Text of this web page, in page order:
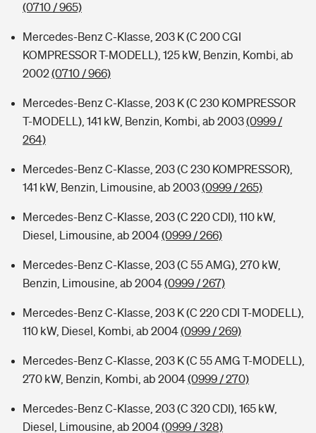
(0710 / 965)
Mercedes-Benz C-Klasse, 203 K (C 200 CGI
KOMPRESSOR T-MODELL), 125 kW, Benzin, Kombi, ab
2002(0710 / 966)
Mercedes-Benz C-Klasse, 203 K (C 230 KOMPRESSOR
T-MODELL), 141 kW, Benzin, Kombi, ab 2003(0999 /
264)
Mercedes-Benz C-Klasse, 203 (C 230 KOMPRESSOR),
141 kW, Benzin, Limousine, ab 2003(0999 / 265)
Mercedes-Benz C-Klasse, 203 (C 220 CDI), 110 kW,
Diesel, Limousine, ab 2004(0999 / 266)
Mercedes-Benz C-Klasse, 203 (C 55 AMG), 270 kW,
Benzin, Limousine, ab 2004(0999 / 267)
Mercedes-Benz C-Klasse, 203 K (C 220 CDI T-MODELL),
110 kW, Diesel, Kombi, ab 2004(0999 / 269)
Mercedes-Benz C-Klasse, 203 K (C 55 AMG T-MODELL),
270 kW, Benzin, Kombi, ab 2004(0999 / 270)
Mercedes-Benz C-Klasse, 203 (C 320 CDI), 165 kW,
Diesel, Limousine, ab 2004(0999 / 328)